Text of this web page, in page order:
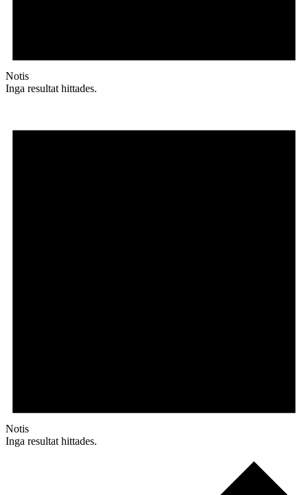
Notis
Inga resultat hittades.
Notis
Inga resultat hittades.